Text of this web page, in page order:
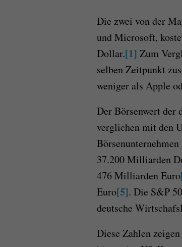
Die zwei von der
und Microsoft,
Dollar.[1] Zum
selben Zeitpunkt
weniger als Apple
Der Börsenwert der
verglichen mit den
37.200 Milliarden
476 Milliarden Euro
Euro[5]. Die S&P
deutsche
Diese Zahlen